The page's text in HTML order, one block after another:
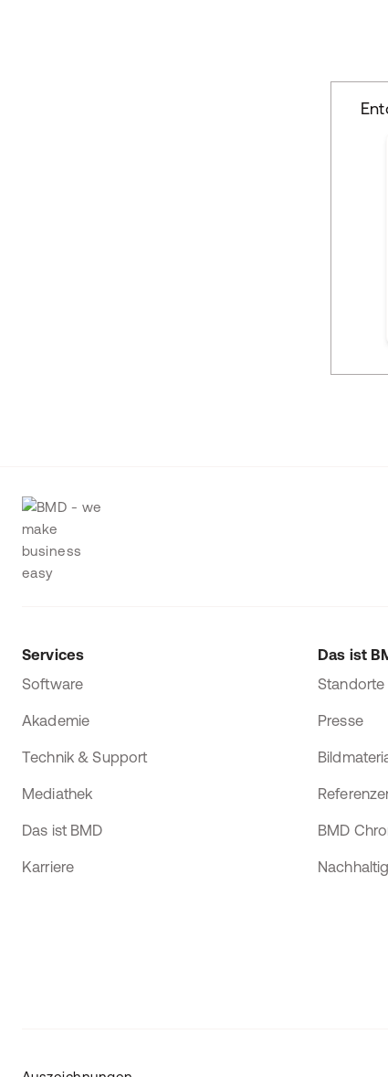
Services
Software
Akademie
Technik & Support
Mediathek
Das ist BMD
Karriere
Das ist
Standorte
Presse
BMD